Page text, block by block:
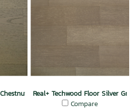
Oak
Real+ Techwood Floor Silver Gray
Compare